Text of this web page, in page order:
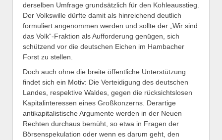
derselben Umfrage grundsätzlich für den Kohleausstieg.
Der Volkswille dürfte damit als hinreichend deutlich
formuliert angenommen werden und sollte der „Wir sind
das Volk“-Fraktion als Aufforderung genügen, sich
schützend vor die deutschen Eichen im Hambacher
Forst zu stellen.
Doch auch ohne die breite öffentliche Unterstützung
findet sich ein Motiv: Die Verteidigung des deutschen
Landes, respektive Waldes, gegen die rücksichtslosen
Kapitalinteressen eines Großkonzerns. Derartige
antikapitalistische Argumente werden in der Neuen
Rechten durchaus bemüht, so etwa in Fragen der
Börsenspekulation oder wenn es darum geht, den